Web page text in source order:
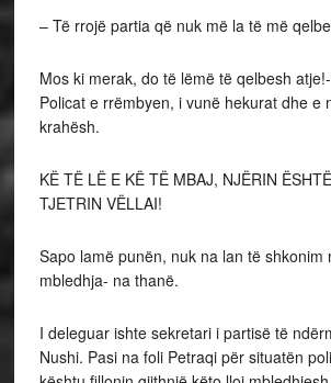
– Të rrojë partia që nuk më la të më
Mos ki merak, do të lëmë të qelbesh
Policat e rrëmbyen, i vunë hekurat dhe e
krahësh.
KË TË LË E KË TË MBAJ, NJËRIN
TJETRIN VËLLAI!
Sapo lamë punën, nuk na lan të shkonim
mbledhja- na thanë.
I deleguar ishte sekretari i partisë të
Nushi. Pasi na foli Petraqi për situatën